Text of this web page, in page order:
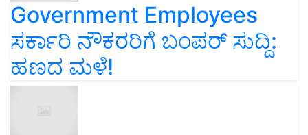
Government Employees
ಸರ್ಕಾರಿ ನೌಕರರಿಗೆ ಬಂಪರ್‌ ಸುದ್ದಿ:
ಹಣದ ಮಳೆ!